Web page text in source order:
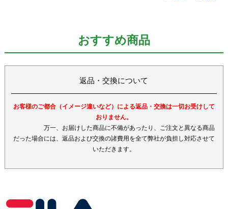
おすすめ商品
返品・交換について
お客様のご都合（イメージ違いなど）による返品・交換は一切お受けして
おりません。
万一、お届けした商品に不備があったり、ご注文と異なる商品
だった場合には、返品および交換の諸費用を全て弊社が負担し対応させて
いただきます。